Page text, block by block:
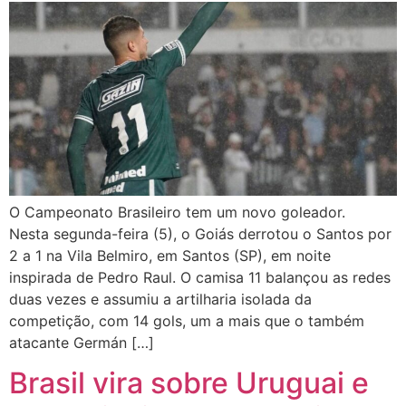
O Campeonato Brasileiro tem um novo goleador.
Nesta segunda-feira (5), o Goiás derrotou o Santos por
2 a 1 na Vila Belmiro, em Santos (SP), em noite
inspirada de Pedro Raul. O camisa 11 balançou as redes
duas vezes e assumiu a artilharia isolada da
competição, com 14 gols, um a mais que o também
atacante Germán […]
Brasil vira sobre Uruguai e